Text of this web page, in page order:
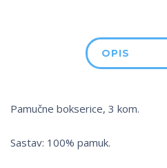
OPIS
Pamučne bokserice, 3 kom.
Sastav: 100% pamuk.